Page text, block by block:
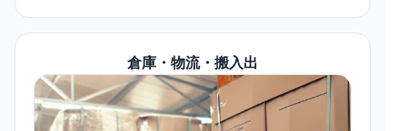
倉庫・物流・搬入出